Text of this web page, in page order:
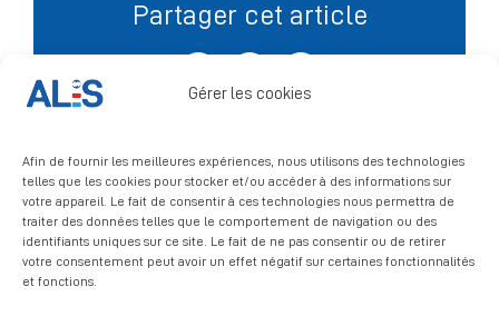
Gérer les cookies
Afin de fournir les meilleures expériences, nous utilisons des technologies
telles que les cookies pour stocker et/ou accéder à des informations sur
votre appareil. Le fait de consentir à ces technologies nous permettra de
traiter des données telles que le comportement de navigation ou des
identifiants uniques sur ce site. Le fait de ne pas consentir ou de retirer
votre consentement peut avoir un effet négatif sur certaines fonctionnalités
et fonctions.
Partager cet article